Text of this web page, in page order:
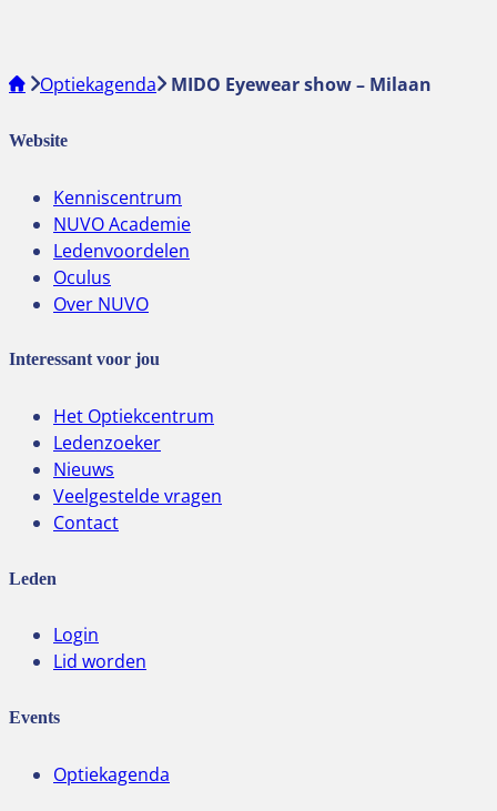
Optiekagenda MIDO Eyewear show – Milaan
Website
Kenniscentrum
NUVO Academie
Ledenvoordelen
Oculus
Over NUVO
Interessant voor jou
Het Optiekcentrum
Ledenzoeker
Nieuws
Veelgestelde vragen
Contact
Leden
Login
Lid worden
Events
Optiekagenda